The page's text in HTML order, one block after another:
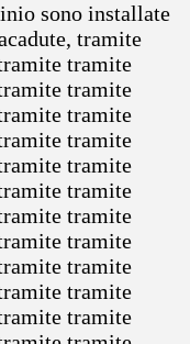
sono installate
tramite
tramite
tramite
tramite
tramite
tramite
tramite
tramite
tramite
tramite
tramite
tramite